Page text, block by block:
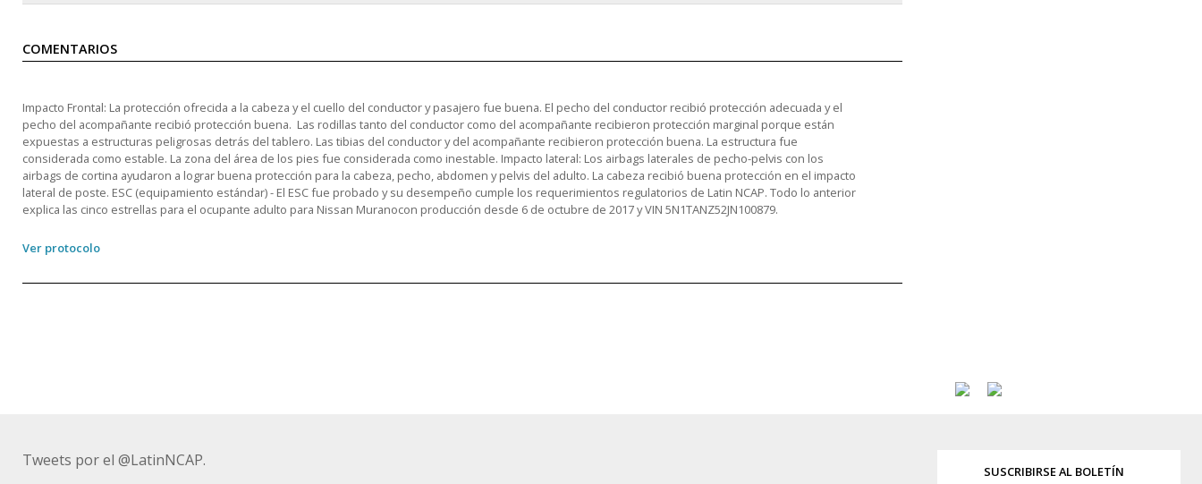
COMENTARIOS
Impacto Frontal: La protección ofrecida a la cabeza y el cuello del conductor y pasajero fue buena. El pecho del conductor recibió protección adecuada y el
pecho del acompañante recibió protección buena. Las rodillas tanto del conductor como del acompañante recibieron protección marginal porque están
expuestas a estructuras peligrosas detrás del tablero. Las tibias del conductor y del acompañante recibieron protección buena. La estructura fue
considerada como estable. La zona del área de los pies fue considerada como inestable. Impacto lateral: Los airbags laterales de pecho-pelvis con los
airbags de cortina ayudaron a lograr buena protección para la cabeza, pecho, abdomen y pelvis del adulto. La cabeza recibió buena protección en el impacto
lateral de poste. ESC (equipamiento estándar) - El ESC fue probado y su desempeño cumple los requerimientos regulatorios de Latin NCAP. Todo lo anterior
explica las cinco estrellas para el ocupante adulto para Nissan Muranocon producción desde 6 de octubre de 2017 y VIN 5N1TANZ52JN100879.
Ver protocolo
Tweets por el @LatinNCAP.
SUSCRIBIRSE AL BOLETÍN